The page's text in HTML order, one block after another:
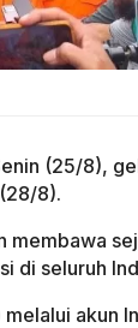
(25/8),
8).
membawa
di seluruh
akun